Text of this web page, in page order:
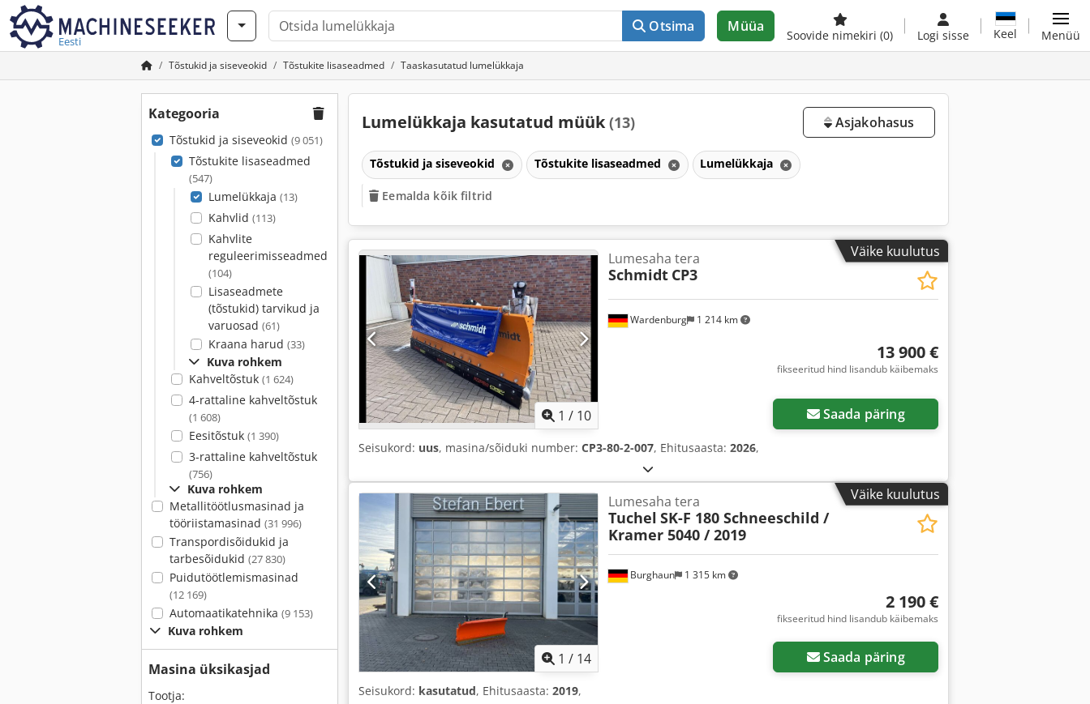
Eesti
Otsima Müüa
Soovide nimekiri (0) Logi sisse Keel Menüü
Tõstukid ja siseveokid Tõstukite lisaseadmed Taaskasutatud lumelükkaja
Kategooria
Tõstukid ja siseveokid (9 051)
Tõstukite lisaseadmed
(547)
Lumelükkaja (13)
Kahvlid (113)
Kahvlite
reguleerimisseadmed
(104)
Lisaseadmete
(tõstukid) tarvikud ja
varuosad (61)
Kraana harud (33)
Kuva rohkem
Kahveltõstuk (1 624)
4-rattaline kahveltõstuk
(1 608)
Eesitõstuk (1 390)
3-rattaline kahveltõstuk
(756)
Kuva rohkem
Metallitöötlusmasinad ja
tööriistamasinad (31 996)
Transpordisõidukid ja
tarbesõidukid (27 830)
Puidutöötlemismasinad
(12 169)
Automaatikatehnika (9 153)
Kuva rohkem
Masina üksikasjad
Tootja:
Lumelükkaja kasutatud müük (13) Asjakohasus
Tõstukid ja siseveokid Tõstukite lisaseadmed Lumelükkaja
Eemalda kõik filtrid
Väike kuulutus
1 / 10
Wardenburg 1 214 km
Lumesaha tera
Schmidt CP3
13 900 €
fikseeritud hind lisandub käibemaks
Saada päring
Seisukord: uus, masina/sõiduki number: CP3-80-2-007, Ehitusaasta: 2026,
Väike kuulutus
1 / 14
Burghaun 1 315 km
Lumesaha tera
Tuchel SK-F 180 Schneeschild /
Kramer 5040 / 2019
2 190 €
fikseeritud hind lisandub käibemaks
Saada päring
Seisukord: kasutatud, Ehitusaasta: 2019,